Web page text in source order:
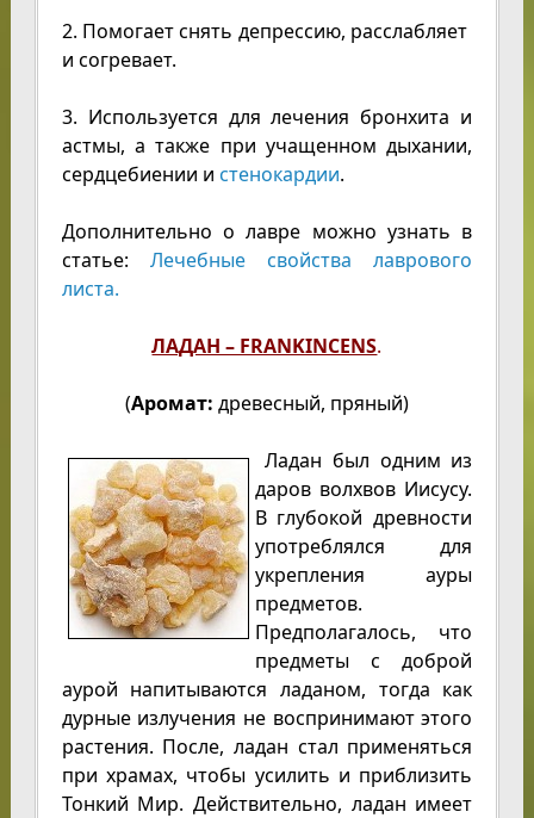
2. Помогает снять депрессию, расслабляет
и согревает.
3. Используется для лечения бронхита и
астмы, а также при учащенном дыхании,
сердцебиении и стенокардии.
Дополнительно о лавре можно узнать в
статье: Лечебные свойства лаврового
листа.
ЛАДАН – FRANKINCENS.
(Аромат: древесный, пряный)
Ладан был одним из
даров волхвов Иисусу.
В глубокой древности
употреблялся для
укрепления ауры
предметов.
Предполагалось, что
предметы с доброй
аурой напитываются ладаном, тогда как
дурные излучения не воспринимают этого
растения. После, ладан стал применяться
при храмах, чтобы усилить и приблизить
Тонкий Мир. Действительно, ладан имеет